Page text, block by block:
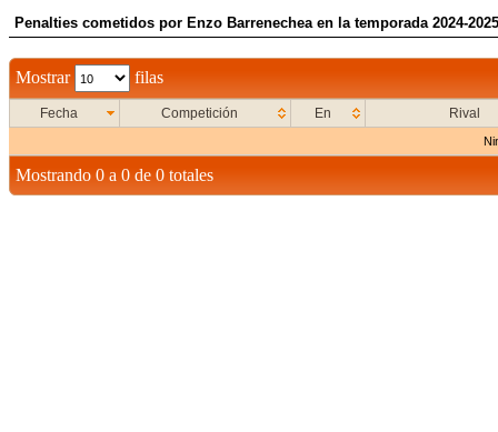
Penalties cometidos por Enzo Barrenechea en la temporada 2024-2025
Mostrar filas
Fecha Competición En Rival
Mostrando 0 a 0 de 0 totales